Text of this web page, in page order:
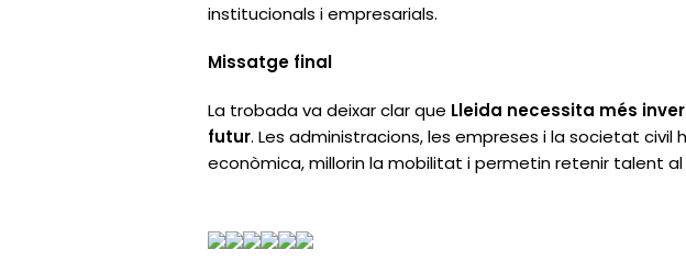
institucionals i empresarials.
Missatge final
La trobada va deixar clar que Lleida necessita més
futur. Les administracions, les empreses i la societat
econòmica, millorin la mobilitat i permetin retenir talent